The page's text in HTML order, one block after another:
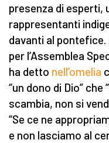
presenza di esperti,
rappresentanti
davanti al
per l’Assemblea
ha detto nell’omelia
“un dono di Dio”
scambia, non si
“Se ce ne
e non lasciamo al